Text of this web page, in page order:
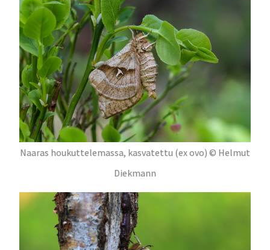
Naaras houkuttelemassa, kasvatettu (ex ovo) © Helmut
Diekmann